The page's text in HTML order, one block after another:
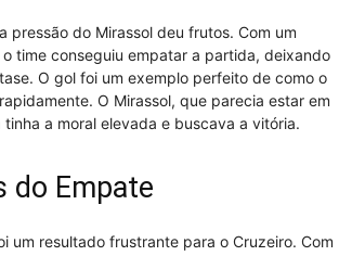
pressão do Mirassol deu frutos. Com um
time conseguiu empatar a partida, deixando
O gol foi um exemplo perfeito de como o
O Mirassol, que parecia estar em
a moral elevada e buscava a vitória.
do Empate
um resultado frustrante para o Cruzeiro. Com